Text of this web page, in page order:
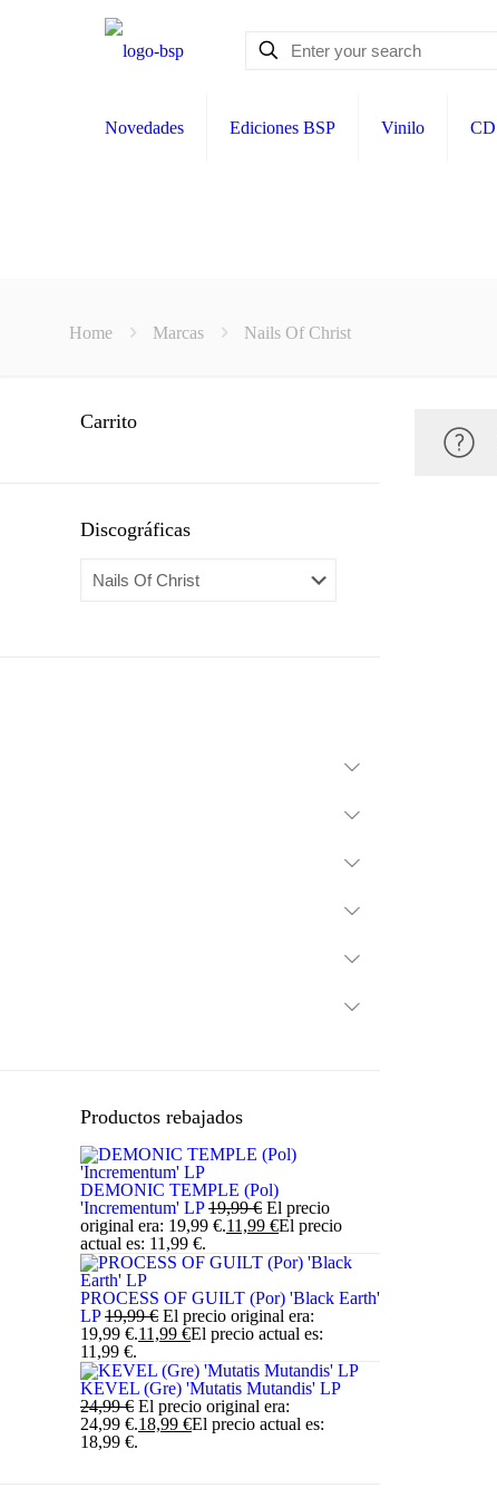
Novedades Ediciones BSP Vinilo CD
Home Marcas Nails Of Christ
Carrito
Discográficas
Productos rebajados
DEMONIC TEMPLE (Pol)
'Incrementum' LP 19,99€ El precio
original era: 19,99 €.11,99 €El precio
actual es: 11,99 €.
PROCESS OF GUILT (Por) 'Black Earth'
LP 19,99€ El precio original era:
19,99 €.11,99 €El precio actual es:
11,99 €.
KEVEL (Gre) 'Mutatis Mutandis' LP
24,99€ El precio original era:
24,99 €.18,99 €El precio actual es:
18,99 €.